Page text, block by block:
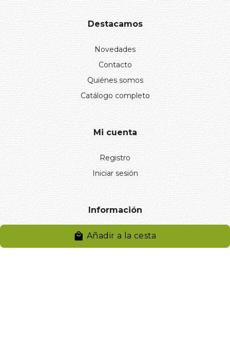
Añadir a la cesta
Destacamos
Novedades
Contacto
Quiénes somos
Catálogo completo
Mi cuenta
Registro
Iniciar sesión
Información
Aviso legal
Política de privacidad